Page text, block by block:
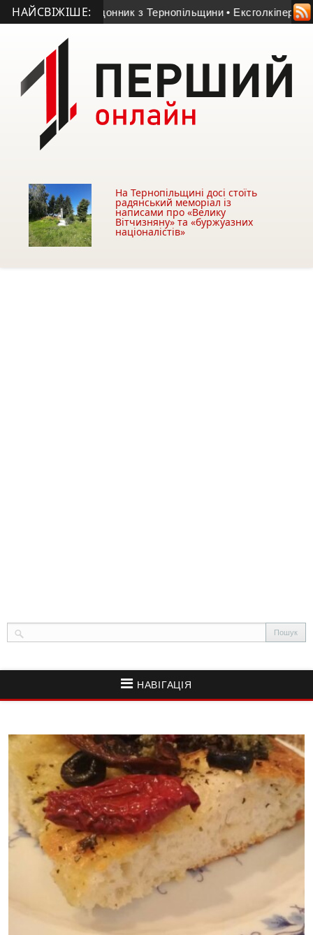
НАЙСВІЖІШЕ:
прикордонник з Тернопільщини • Ексголкіпер
На Тернопільщині досі стоїть
радянський меморіал із
написами про «Велику
Вітчизняну» та «буржуазних
націоналістів»
НАВІГАЦІЯ